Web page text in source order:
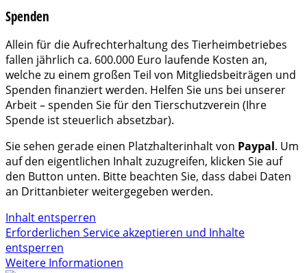
Spenden
Allein für die Aufrechterhaltung des Tierheimbetriebes
fallen jährlich ca. 600.000 Euro laufende Kosten an,
welche zu einem großen Teil von Mitgliedsbeiträgen und
Spenden finanziert werden. Helfen Sie uns bei unserer
Arbeit – spenden Sie für den Tierschutzverein (Ihre
Spende ist steuerlich absetzbar).
Sie sehen gerade einen Platzhalterinhalt von Paypal. Um
auf den eigentlichen Inhalt zuzugreifen, klicken Sie auf
den Button unten. Bitte beachten Sie, dass dabei Daten
an Drittanbieter weitergegeben werden.
Inhalt entsperren
Erforderlichen Service akzeptieren und Inhalte
entsperren
Weitere Informationen